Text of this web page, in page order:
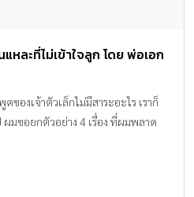
หละที่ไม่เข้าใจลูก โดย พ่อเอก
องเจ้าตัวเล็กไม่มีสาระอะไร เราก็
มขอยกตัวอย่าง 4 เรื่อง ที่ผมพลาด